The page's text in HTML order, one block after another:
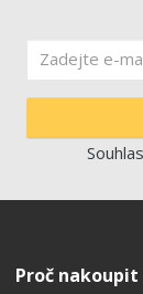
a
Proč nakoupit